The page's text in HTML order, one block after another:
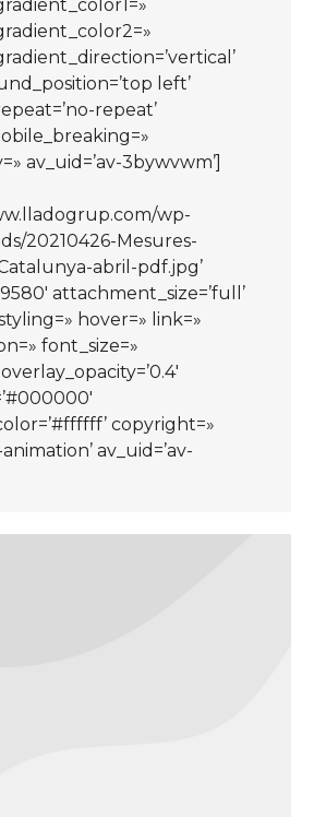
left’
repeat’
av_uid=’av-3bywvwm’]
wp-
20210426-Mesures-
abril-pdf.jpg’
attachment_size=’full’
hover=» link=»
font_size=»
copyright=»
av_uid=’av-